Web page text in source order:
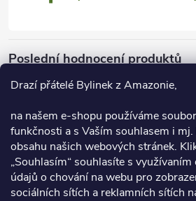
Drazí přátelé Bylinek z Amazonie,
na našem e-shopu používáme
funkčnosti a s Vaším souhlasem i
obsahu našich webových stránek.
„Souhlasím“ souhlasíte s
údajů o chování na webu pro
sociálních sítích a reklamních sítích
i
s
u
Poslední hodnocení produktů
Dračí krev 55 ml
Úžasný. Nachlazení hned pric. Je to